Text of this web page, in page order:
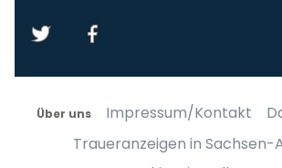
Über uns Impressum/Kontakt
Traueranzeigen in Sachsen-